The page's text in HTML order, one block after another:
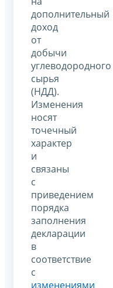
дополнительный
доход
от
добычи
углеводородного
сырья
(НДД).
Изменения
носят
точечный
характер
и
связаны
с
приведением
порядка
заполнения
декларации
в
соответствие
с
изменениями